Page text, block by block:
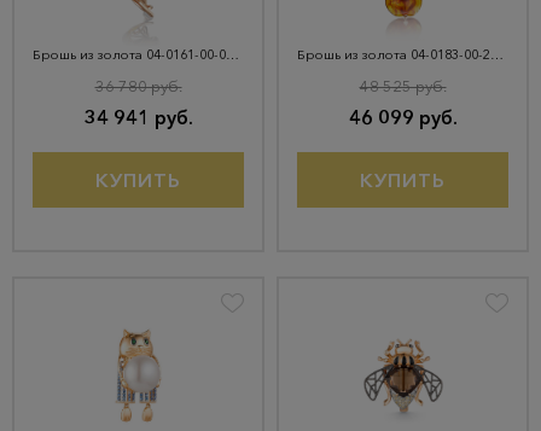
Брошь из золота 04-0161-00-000-1110-48
34 941 руб.
36 780 руб.
КУПИТЬ
Брошь из золота 04-0183-00-271-1110-46
46 099 руб.
48 525 руб.
КУПИТЬ